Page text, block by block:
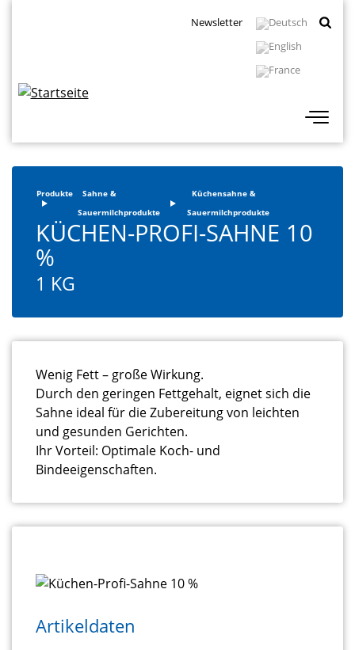
Newsletter
Produkte
Sahne &
Sauermilchprodukte
Küchensahne &
Sauermilchprodukte
KÜCHEN-PROFI-SAHNE 10
%
1 KG
Wenig Fett – große Wirkung.
Durch den geringen Fettgehalt, eignet sich die
Sahne ideal für die Zubereitung von leichten
und gesunden Gerichten.
Ihr Vorteil: Optimale Koch- und
Bindeeigenschaften.
Artikeldaten